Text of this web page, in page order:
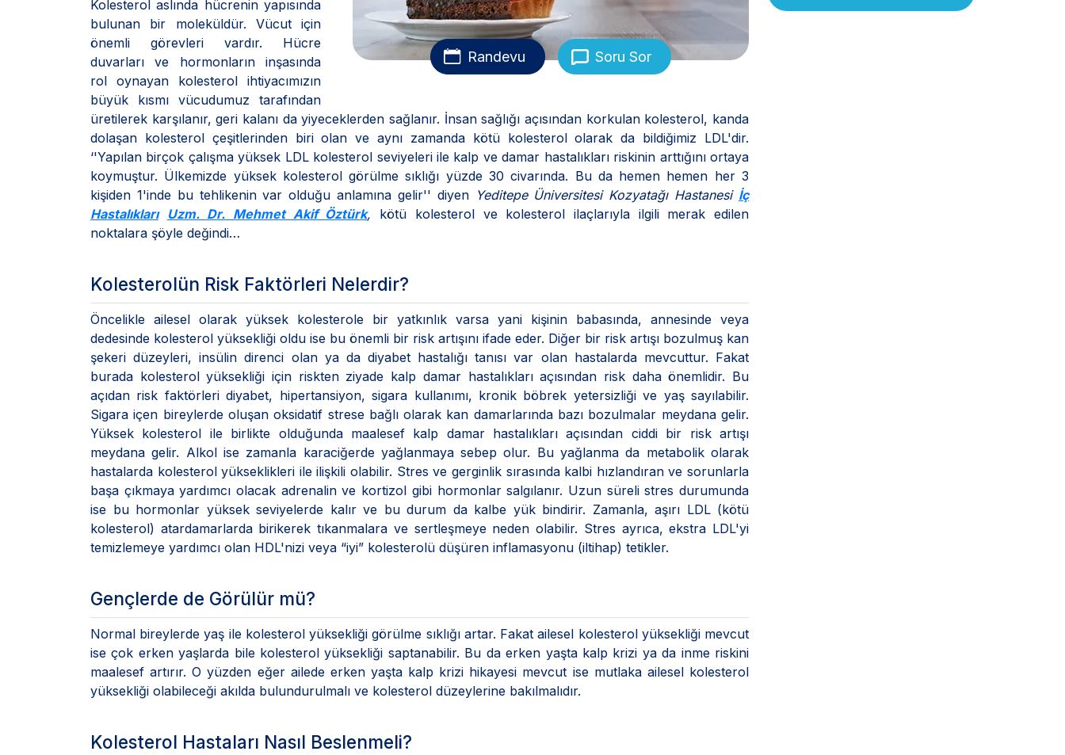
Randevu Soru Sor
Kolesterol aslında hücrenin yapısında
bulunan bir moleküldür. Vücut için
önemli görevleri vardır. Hücre
duvarları ve hormonların inşasında
rol oynayan kolesterol ihtiyacımızın
büyük kısmı vücudumuz tarafından
üretilerek karşılanır, geri kalanı da yiyeceklerden sağlanır. İnsan sağlığı açısından korkulan kolesterol, kanda
dolaşan kolesterol çeşitlerinden biri olan ve aynı zamanda kötü kolesterol olarak da bildiğimiz LDL'dir.
‘'Yapılan birçok çalışma yüksek LDL kolesterol seviyeleri ile kalp ve damar hastalıkları riskinin arttığını ortaya
koymuştur. Ülkemizde yüksek kolesterol görülme sıklığı yüzde 30 civarında. Bu da hemen hemen her 3
kişiden 1'inde bu tehlikenin var olduğu anlamına gelir'' diyen Yeditepe Üniversitesi Kozyatağı Hastanesi İç
Hastalıkları
Uzm. Dr. Mehmet Akif Öztürk, kötü kolesterol ve kolesterol ilaçlarıyla ilgili merak edilen
noktalara şöyle değindi…
Kolesterolün Risk Faktörleri Nelerdir?
Öncelikle ailesel olarak yüksek kolesterole bir yatkınlık varsa yani kişinin babasında, annesinde veya
dedesinde kolesterol yüksekliği oldu ise bu önemli bir risk artışını ifade eder. Diğer bir risk artışı bozulmuş kan
şekeri düzeyleri, insülin direnci olan ya da diyabet hastalığı tanısı var olan hastalarda mevcuttur. Fakat
burada kolesterol yüksekliği için riskten ziyade kalp damar hastalıkları açısından risk daha önemlidir. Bu
açıdan risk faktörleri diyabet, hipertansiyon, sigara kullanımı, kronik böbrek yetersizliği ve yaş sayılabilir.
Sigara içen bireylerde oluşan oksidatif strese bağlı olarak kan damarlarında bazı bozulmalar meydana gelir.
Yüksek kolesterol ile birlikte olduğunda maalesef kalp damar hastalıkları açısından ciddi bir risk artışı
meydana gelir. Alkol ise zamanla karaciğerde yağlanmaya sebep olur. Bu yağlanma da metabolik olarak
hastalarda kolesterol yükseklikleri ile ilişkili olabilir. Stres ve gerginlik sırasında kalbi hızlandıran ve sorunlarla
başa çıkmaya yardımcı olacak adrenalin ve kortizol gibi hormonlar salgılanır. Uzun süreli stres durumunda
ise bu hormonlar yüksek seviyelerde kalır ve bu durum da kalbe yük bindirir. Zamanla, aşırı LDL (kötü
kolesterol) atardamarlarda birikerek tıkanmalara ve sertleşmeye neden olabilir. Stres ayrıca, ekstra LDL'yi
temizlemeye yardımcı olan HDL'nizi veya “iyi” kolesterolü düşüren inflamasyonu (iltihap) tetikler.
Gençlerde de Görülür mü?
Normal bireylerde yaş ile kolesterol yüksekliği görülme sıklığı artar. Fakat ailesel kolesterol yüksekliği mevcut
ise çok erken yaşlarda bile kolesterol yüksekliği saptanabilir. Bu da erken yaşta kalp krizi ya da inme riskini
maalesef artırır. O yüzden eğer ailede erken yaşta kalp krizi hikayesi mevcut ise mutlaka ailesel kolesterol
yüksekliği olabileceği akılda bulundurulmalı ve kolesterol düzeylerine bakılmalıdır.
Kolesterol Hastaları Nasıl Beslenmeli?